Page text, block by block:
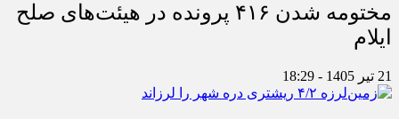
مختومه شدن ۴۱۶ پرونده در هیئت‌های صلح
ایلام
21 تیر 1405 - 18:29